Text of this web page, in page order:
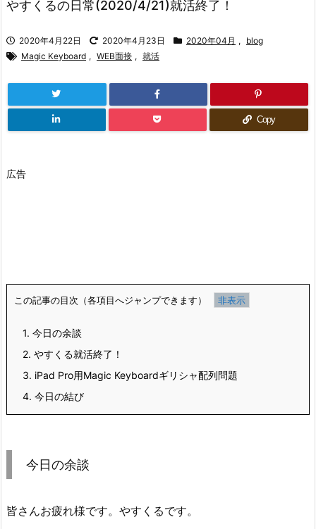
やすくるの日常(2020/4/21)就活終了！
2020年4月22日 2020年4月23日 2020年04月 , blog
Magic Keyboard , WEB面接 , 就活
Copy
広告
この記事の目次（各項目へジャンプできます）
1. 今日の余談
2. やすくる就活終了！
3. iPad Pro用Magic Keyboardギリシャ配列問題
4. 今日の結び
今日の余談
皆さんお疲れ様です。やすくるです。